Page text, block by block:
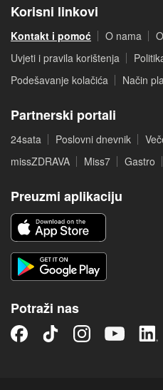
Korisni linkovi
Kontakt i pomoć O nama
Uvjeti i pravila korištenja
Podešavanje kolačića
Način
Partnerski portali
24sata Poslovni dnevnik
missZDRAVA
Miss7 Gastro
Preuzmi aplikaciju
Potraži nas